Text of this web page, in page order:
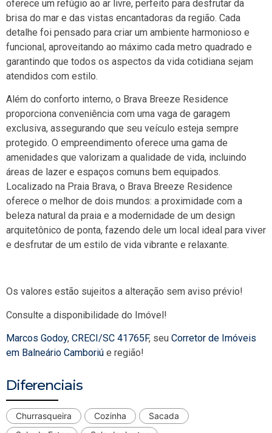
oferece um refúgio ao ar livre, perfeito para desfrutar da
brisa do mar e das vistas encantadoras da região. Cada
detalhe foi pensado para criar um ambiente harmonioso e
funcional, aproveitando ao máximo cada metro quadrado e
garantindo que todos os aspectos da vida cotidiana sejam
atendidos com estilo.
Além do conforto interno, o Brava Breeze Residence
proporciona conveniência com uma vaga de garagem
exclusiva, assegurando que seu veículo esteja sempre
protegido. O empreendimento oferece uma gama de
amenidades que valorizam a qualidade de vida, incluindo
áreas de lazer e espaços comuns bem equipados.
Localizado na Praia Brava, o Brava Breeze Residence
oferece o melhor de dois mundos: a proximidade com a
beleza natural da praia e a modernidade de um design
arquitetônico de ponta, fazendo dele um local ideal para viver
e desfrutar de um estilo de vida vibrante e relaxante.
Os valores estão sujeitos a alteração sem aviso prévio!
Consulte a disponibilidade do Imóvel!
Marcos Godoy, CRECI/SC 41765F, seu Corretor de Imóveis
em Balneário Camboriú e região!
Diferenciais
Churrasqueira Cozinha
Sacada